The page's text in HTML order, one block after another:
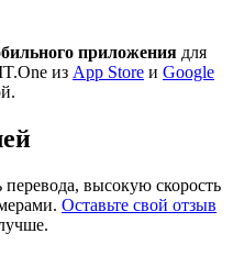
приложения для
из App Store и Google
высокую скорость
Оставьте свой отзыв